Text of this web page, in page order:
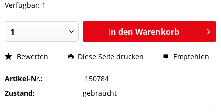
Verfügbar: 1
In den Warenkorb
Bewerten Diese Seite drucken Empfehlen
Artikel-Nr.:
150784
Zustand:
gebraucht